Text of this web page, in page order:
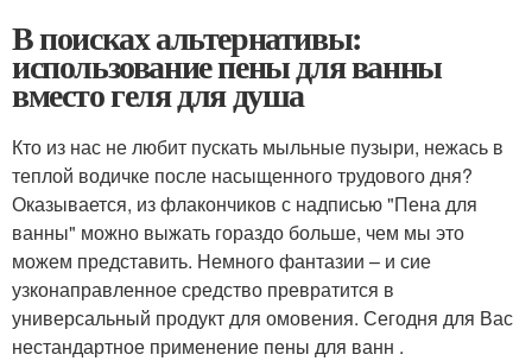
В поисках альтернативы:
использование пены для ванны
вместо геля для душа
Кто из нас не любит пускать мыльные пузыри, нежась в
теплой водичке после насыщенного трудового дня?
Оказывается, из флакончиков с надписью "Пена для
ванны" можно выжать гораздо больше, чем мы это
можем представить. Немного фантазии – и сие
узконаправленное средство превратится в
универсальный продукт для омовения. Сегодня для Вас
нестандартное применение пены для ванн .